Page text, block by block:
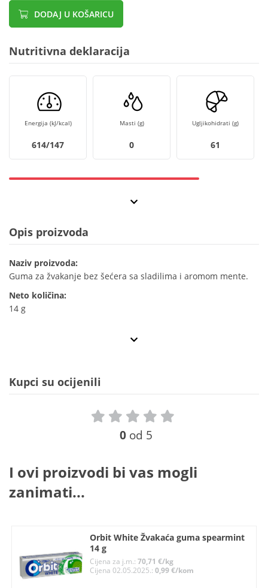
DODAJ U KOŠARICU
Nutritivna deklaracija
Energija (kJ/kcal)
614/147
Masti (g)
0
Ugljikohidrati (g)
61
Opis proizvoda
Naziv proizvoda:
Guma za žvakanje bez šećera sa sladilima i aromom mente.
Neto količina:
14 g
Kupci su ocijenili
0 od 5
I ovi proizvodi bi vas mogli
zanimati...
Orbit White Žvakaća guma spearmint
14 g
Cijena za j.m.:70,71 €/kg
Cijena 02.05.2025.:0,99 €/kom